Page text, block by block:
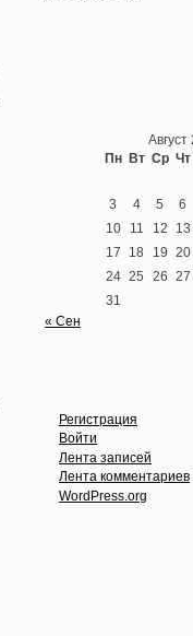
Август
Пн Вт Ср Чт
3
4 5 6
10
11 12 13
17
18 19 20
24 25 26 27
31
« Сен
Регистрация
Войти
Лента записей
Лента комментариев
WordPress.org